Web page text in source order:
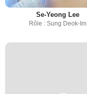
Se-Yeong Lee
Rôle : Sung Deok-Im